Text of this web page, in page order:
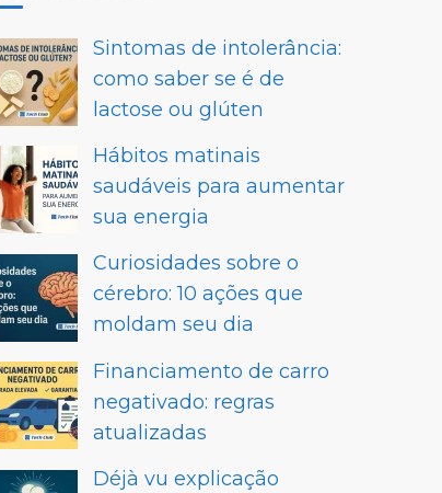
Sintomas de intolerância:
como saber se é de
lactose ou glúten
Hábitos matinais
saudáveis para aumentar
sua energia
Curiosidades sobre o
cérebro: 10 ações que
moldam seu dia
Financiamento de carro
negativado: regras
atualizadas
Déjà vu explicação